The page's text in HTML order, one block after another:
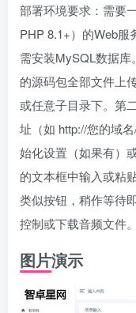
部署环境要求：需要
PHP 8.1+）的Web服
需安装MySQL数据
的源码包全部文件上
或任意子目录下。第
址（如 http://您的域
始化设置（如果有）
的文本框中输入或粘
类似按钮，稍作等待
控制或下载音频文件。
图片演示